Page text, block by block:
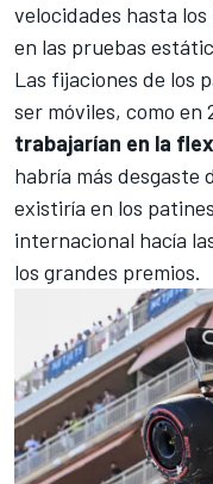
velocidades hasta
en las pruebas
Las fijaciones de los
ser móviles, como en
trabajarían en la
habría más desgaste
existiría en los
internacional hacía
los grandes premios.